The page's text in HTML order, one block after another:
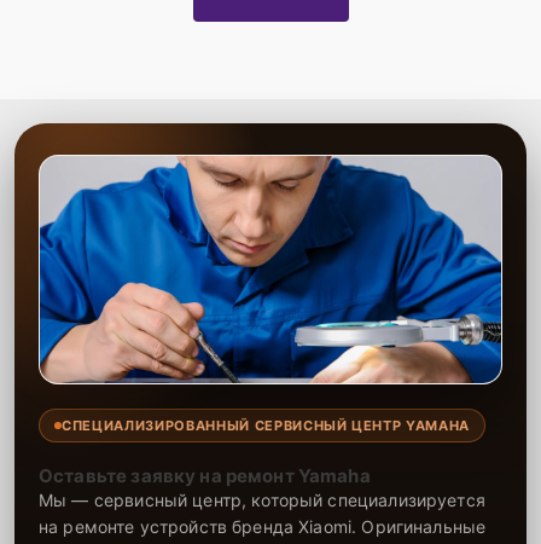
СПЕЦИАЛИЗИРОВАННЫЙ СЕРВИСНЫЙ ЦЕНТР YAMAHA
Оставьте заявку на ремонт Yamaha
Мы — сервисный центр, который специализируется
на ремонте устройств бренда Xiaomi. Оригинальные